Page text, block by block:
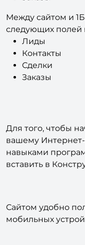
заказы
Между сайтом и
следующих полей
Лиды
Контакты
Сделки
Для того, чтобы
вашему
навыками
вставить в
Сайтом удобно